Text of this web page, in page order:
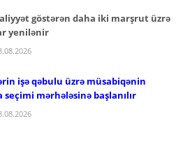
göstərən daha iki marşrut üzrə
yenilənir
işə qəbulu üzrə müsabiqənin
seçimi mərhələsinə başlanılır